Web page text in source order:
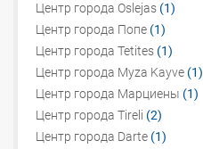
Центр города Oslejas (1)
Центр города Попе (1)
Центр города Tetites (1)
Центр города Myza Kayve (1)
Центр города Марциены (1)
Центр города Tireli (2)
Центр города Darte (1)